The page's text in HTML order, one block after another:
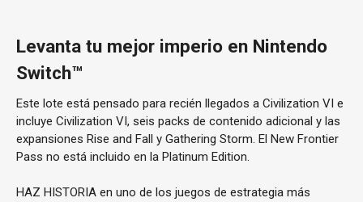
Levanta tu mejor imperio en Nintendo
Switch™
Este lote está pensado para recién llegados a Civilization VI e
incluye Civilization VI, seis packs de contenido adicional y las
expansiones Rise and Fall y Gathering Storm. El New Frontier
Pass no está incluido en la Platinum Edition.
HAZ HISTORIA en uno de los juegos de estrategia más